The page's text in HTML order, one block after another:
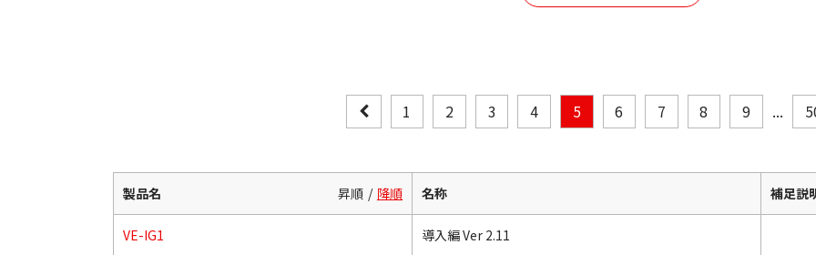
1 2 3 4 5 6 7 8 9 ...
製品名 昇順 降順 名称 補足説
VE-IG1 導入編 Ver 2.11